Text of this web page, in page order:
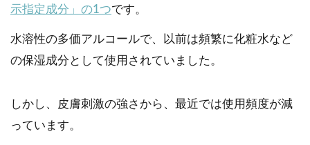
示指定成分」の1つです。
水溶性の多価アルコールで、以前は頻繁に化粧水など
の保湿成分として使用されていました。
しかし、皮膚刺激の強さから、最近では使用頻度が減
っています。